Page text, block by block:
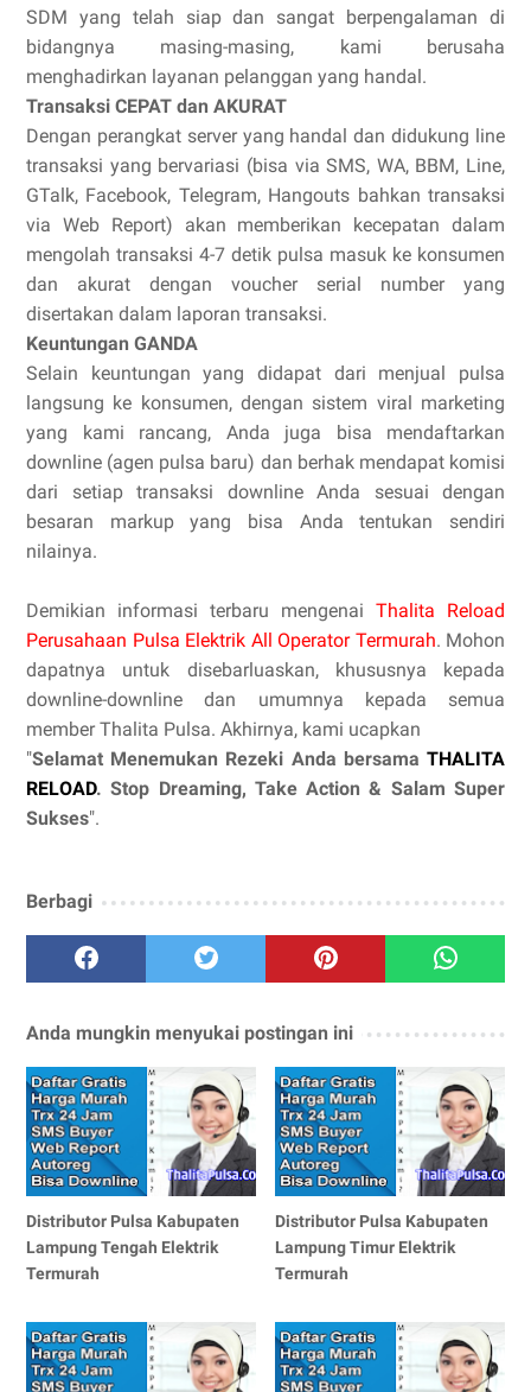
SDM yang telah siap dan sangat berpengalaman di
bidangnya masing-masing, kami berusaha
menghadirkan layanan pelanggan yang handal.
Transaksi CEPAT dan AKURAT
Dengan perangkat server yang handal dan didukung line
transaksi yang bervariasi (bisa via SMS, WA, BBM, Line,
GTalk, Facebook, Telegram, Hangouts bahkan transaksi
via Web Report) akan memberikan kecepatan dalam
mengolah transaksi 4-7 detik pulsa masuk ke konsumen
dan akurat dengan voucher serial number yang
disertakan dalam laporan transaksi.
Keuntungan GANDA
Selain keuntungan yang didapat dari menjual pulsa
langsung ke konsumen, dengan sistem viral marketing
yang kami rancang, Anda juga bisa mendaftarkan
downline (agen pulsa baru) dan berhak mendapat komisi
dari setiap transaksi downline Anda sesuai dengan
besaran markup yang bisa Anda tentukan sendiri
nilainya.
Demikian informasi terbaru mengenai Thalita Reload
Perusahaan Pulsa Elektrik All Operator Termurah. Mohon
dapatnya untuk disebarluaskan, khususnya kepada
downline-downline dan umumnya kepada semua
member Thalita Pulsa. Akhirnya, kami ucapkan
"Selamat Menemukan Rezeki Anda bersama THALITA
RELOAD. Stop Dreaming, Take Action & Salam Super
Sukses".
Berbagi
Anda mungkin menyukai postingan ini
Distributor Pulsa Kabupaten
Lampung Tengah Elektrik
Termurah
Distributor Pulsa Kabupaten
Lampung Timur Elektrik
Termurah